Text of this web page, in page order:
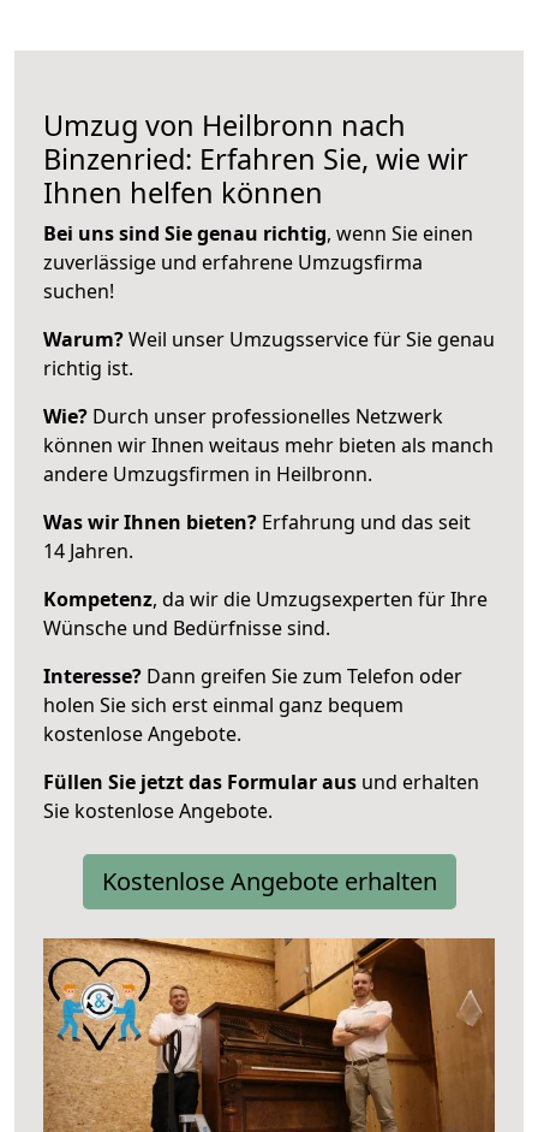
Umzug von Heilbronn nach
Binzenried: Erfahren Sie, wie wir
Ihnen helfen können
Bei uns sind Sie genau richtig, wenn Sie einen
zuverlässige und erfahrene Umzugsfirma
suchen!
Warum?Weil unser Umzugsservice für Sie genau
richtig ist.
Wie? Durch unser professionelles Netzwerk
können wir Ihnen weitaus mehr bieten als manch
andere Umzugsfirmen in Heilbronn.
Was wir Ihnen bieten? Erfahrung und das seit
14 Jahren.
Kompetenz, da wir die Umzugsexperten für Ihre
Wünsche und Bedürfnisse sind.
Interesse? Dann greifen Sie zum Telefon oder
holen Sie sich erst einmal ganz bequem
kostenlose Angebote.
Füllen Sie jetzt das Formular aus und erhalten
Sie kostenlose Angebote.
Kostenlose Angebote erhalten